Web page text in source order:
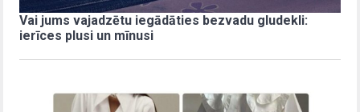
Vai jums vajadzētu iegādāties bezvadu gludekli:
ierīces plusi un mīnusi